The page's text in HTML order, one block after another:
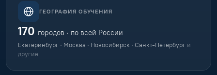
ГЕОГРАФИЯ ОБУЧЕНИЯ
170 городов · по всей России
Екатеринбург · Москва · Новосибирск · Санкт-Петербург и
другие